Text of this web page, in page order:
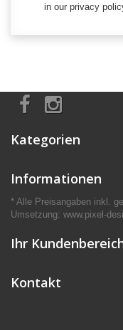
in our privacy
Kategorien
Informationen
* Alle Preisangaben inkl.
Umsetzung: www.pixel-
Ihr
Kontakt